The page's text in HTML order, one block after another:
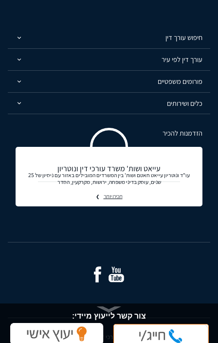
חיפוש עורך דין
עורך דין לפי עיר
פורומים משפטיים
כלים ושירותים
הזדמנות להכיר
עייאט ושות' משרד עורכי דין ונוטריון
עו"ד ונוטריון עייאט חאטם ושות' בין המשרדים המובילים באזור עם ניסיון של 25
שנים, עוסק בדיני משפחה, ירושות, מקרקעין, הסדר
תכירו יותר
© כל הזכויות שמורות - עורכי דין ומידע משפטי בישראל
צור קשר לייעוץ מיידי: